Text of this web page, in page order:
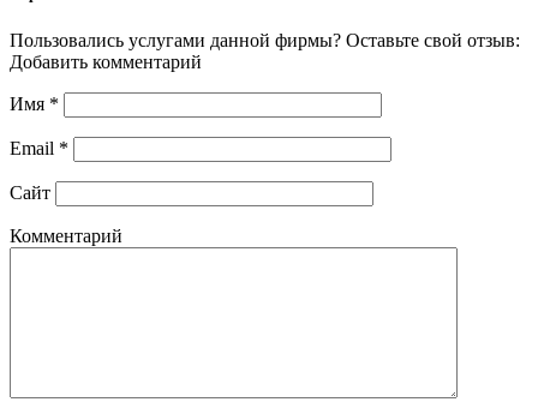
Пользовались услугами данной фирмы? Оставьте свой отзыв:
Добавить комментарий
Имя *
Email *
Сайт
Комментарий